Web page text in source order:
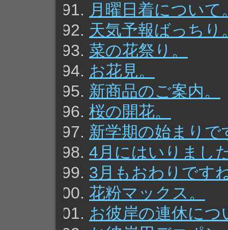
月曜日着について
天気予報ばっちり
菜の花祭り。
お花見。
新商品のご案内。
桜の開花。
新学期の始まりで
4月にはいりまし
3月もおわりです
花粉マックス。
お彼岸の連休につ